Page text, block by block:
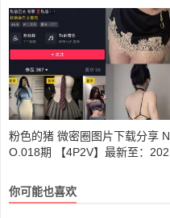
7
粉色的猪 微密圈图片下载分享 N
O.018期 【4P2V】最新至：202
你可能也喜欢